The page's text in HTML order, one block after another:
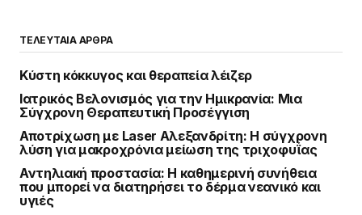
ΤΕΛΕΥΤΑΙΑ ΑΡΘΡΑ
Κύστη κόκκυγος και θεραπεία λέιζερ
Ιατρικός Βελονισμός για την Ημικρανία: Μια
Σύγχρονη Θεραπευτική Προσέγγιση
Αποτρίχωση με Laser Αλεξανδρίτη: Η σύγχρονη
λύση για μακροχρόνια μείωση της τριχοφυΐας
Αντηλιακή προστασία: Η καθημερινή συνήθεια
που μπορεί να διατηρήσει το δέρμα νεανικό και
υγιές